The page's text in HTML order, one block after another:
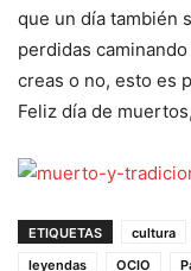
que un día también
perdidas
creas o no, esto es
Feliz día de
ETIQUETAS cultura
leyendas
OCIO